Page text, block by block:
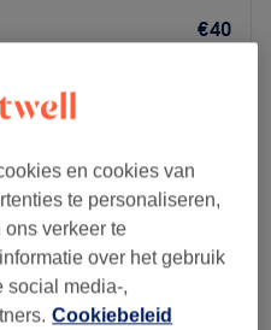
€40
09:00–19:00
09:00–12:00
09:00
09:00–19:00
10:00
Gesloten
en cookies van
te personaliseren,
verkeer te
over het gebruik
social media-,
Cookiebeleid